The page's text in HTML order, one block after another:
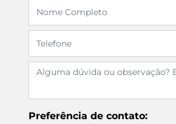
Preferência de contato: